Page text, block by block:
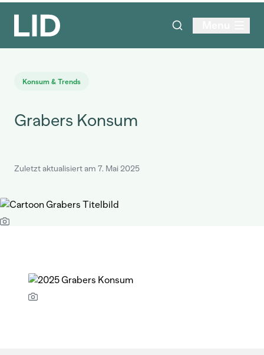
Konsum & Trends
Grabers Konsum
Zuletzt aktualisiert am 7. Mai 2025